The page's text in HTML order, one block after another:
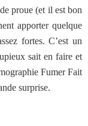
proue (et il est bon
apporter quelque
fortes. C’est un
sait en faire et
Fumer Fait
surprise.